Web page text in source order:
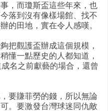
，而瓊斯盃這些年來，也
落到沒有像樣場館、找不
的田地，實在令人感嘆。
把觀護盃辦成這個規模，
懂一點歷史的人都知道，
名之前獻藝的場合，還曾
要賺菲勞的錢，所以無論
。要激發台灣球迷同仇敵